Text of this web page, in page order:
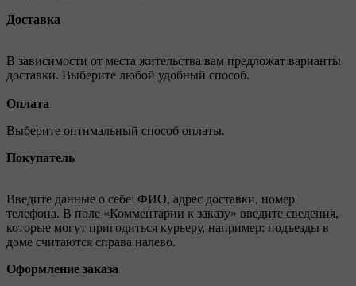
Доставка
В зависимости от места жительства вам предложат варианты
доставки. Выберите любой удобный способ.
Оплата
Выберите оптимальный способ оплаты.
Покупатель
Введите данные о себе: ФИО, адрес доставки, номер
телефона. В поле «Комментарии к заказу» введите сведения,
которые могут пригодиться курьеру, например: подъезды в
доме считаются справа налево.
Оформление заказа